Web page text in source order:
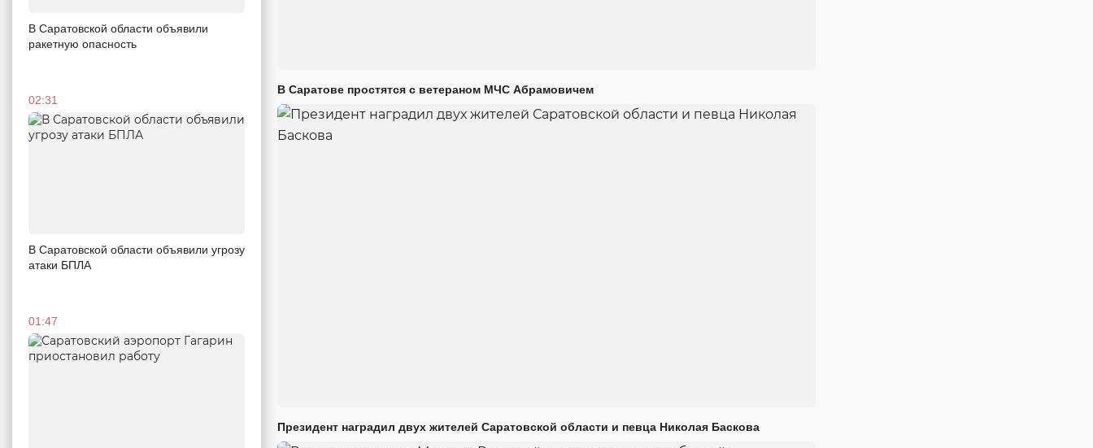
В Саратовской области объявили
ракетную опасность
02:31
В Саратовской области объявили угрозу
атаки БПЛА
01:47
В Саратове простятся с ветераном МЧС Абрамовичем
Президент наградил двух жителей Саратовской области и певца Николая Баскова